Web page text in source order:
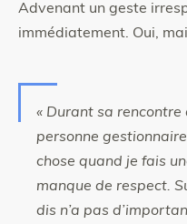
Advenant un geste
immédiatement. Oui,
« Durant sa rencontre
personne
chose quand je fais
manque de respect.
dis n’a pas